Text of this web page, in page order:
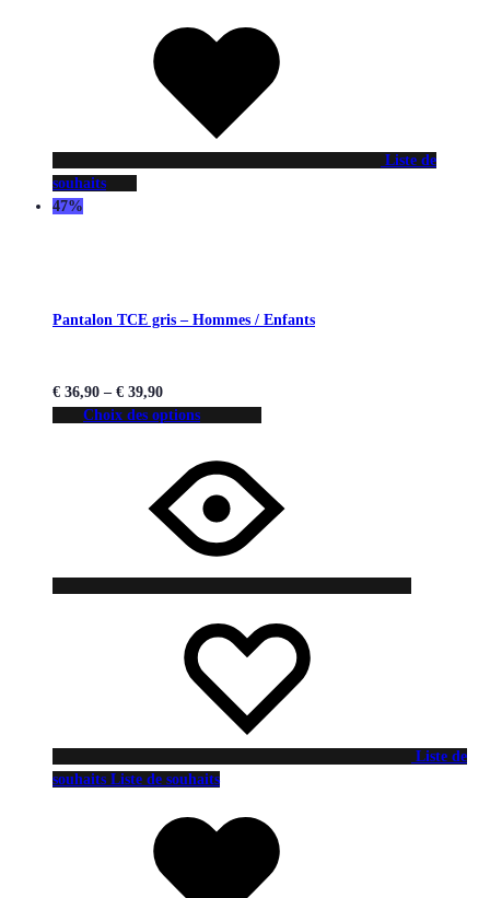
Liste de
souhaits
47%
Pantalon TCE gris – Hommes / Enfants
€ 36,90 – € 39,90
Choix des options
Liste de
souhaits Liste de souhaits